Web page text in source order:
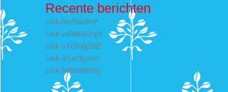
Recente berichten
Link-lVefI6edhP
Link-v49BRX2cpY
Link-u1QItxgG6E
Link-IsSaZ6yeXn
Link-lW8698E5sJ